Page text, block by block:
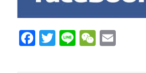
Facebook
Twitter
LineWeChat
Email